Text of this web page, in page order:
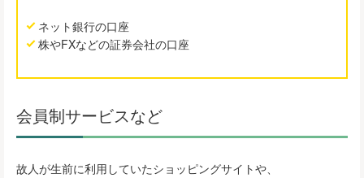
ネット銀行の口座
株やFXなどの証券会社の口座
会員制サービスなど
故人が生前に利用していたショッピングサイトや、